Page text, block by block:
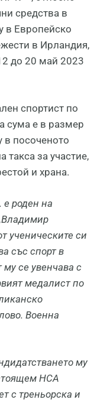
средства в
в Европейско
в Ирландия,
до 20 май 2023
спортист по
сума е в размер
в посоченото
такса за участие,
и храна.
е роден на
ученическите си
със спорт в
му се увенчава с
медалист по
Военна
му
НСА
с треньорска и